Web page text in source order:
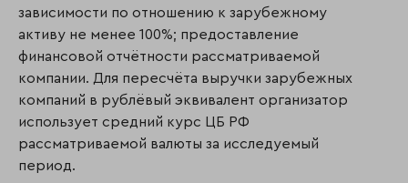
зависимости по отношению к зарубежному
активу не менее 100%; предоставление
финансовой отчётности рассматриваемой
компании. Для пересчёта выручки зарубежных
компаний в рублёвый эквивалент организатор
использует средний курс ЦБ РФ
рассматриваемой валюты за исследуемый
период.